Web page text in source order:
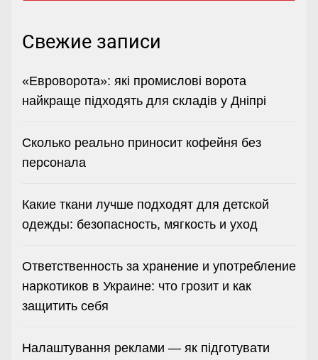
Свежие записи
«Евроворота»: які промислові ворота
найкраще підходять для складів у Дніпрі
Сколько реально приносит кофейня без
персонала
Какие ткани лучше подходят для детской
одежды: безопасность, мягкость и уход
Ответственность за хранение и употребление
наркотиков в Украине: что грозит и как
защитить себя
Налаштування реклами — як підготувати